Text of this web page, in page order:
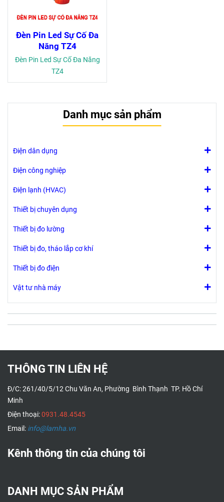
Đèn Pin Led Sự Cố Đa
Năng TZ4
Đèn Pin Led Sự Cố Đa Năng
TZ4
Danh mục sản phẩm
Điện dân dụng
Điện công nghiệp
Điện lạnh (HVAC)
Thiết bị chuyên dụng
Thiết bị đo lường
Thiết bị đo, tháo lắp cơ khí
Thiết bị đo điện
Vật tư nhà máy
THÔNG TIN LIÊN HỆ
Đ/C: 261/40/5/12 Chu Văn An, Phường Bình Thạnh TP. Hồ Chí
Minh
Điện thoại:0931.48.4545
Email: info@lamha.vn
Kênh thông tin của chúng tôi
DANH MỤC SẢN PHẨM